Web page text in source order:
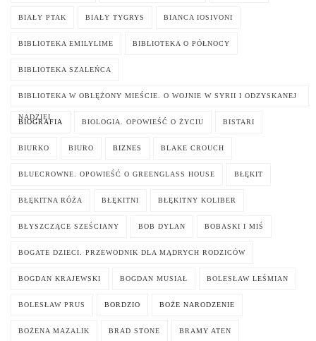
BIAŁY PTAK BIAŁY TYGRYS BIANCA IOSIVONI
BIBLIOTEKA EMILYLIME BIBLIOTEKA O PÓŁNOCY
BIBLIOTEKA SZALEŃCA
BIBLIOTEKA W OBLĘŻONY MIEŚCIE. O WOJNIE W SYRII I ODZYSKANEJ
NADZIEI
BIOGRAFIA BIOLOGIA. OPOWIEŚĆ O ŻYCIU BISTARI
BIURKO BIURO BIZNES BLAKE CROUCH
BLUECROWNE. OPOWIEŚĆ O GREENGLASS HOUSE BŁĘKIT
BŁĘKITNA RÓŻA BŁĘKITNI BŁĘKITNY KOLIBER
BŁYSZCZĄCE SZEŚCIANY BOB DYLAN BOBASKI I MIŚ
BOGATE DZIECI. PRZEWODNIK DLA MĄDRYCH RODZICÓW
BOGDAN KRAJEWSKI BOGDAN MUSIAŁ BOLESŁAW LEŚMIAN
BOLESŁAW PRUS BORDZIO BOŻE NARODZENIE
BOŻENA MAZALIK BRAD STONE BRAMY ATEN